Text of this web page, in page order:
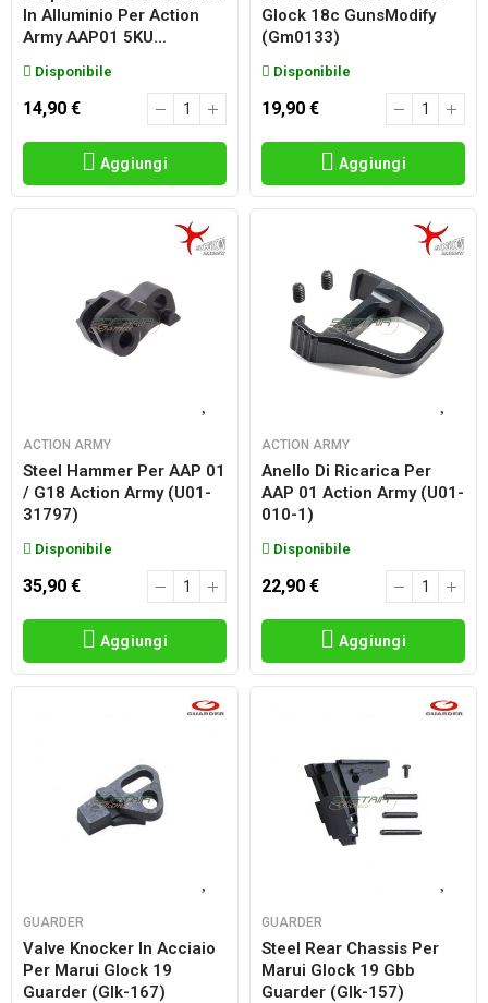
In Alluminio Per Action
Army AAP01 5KU...
Disponibile
14,90 €
Aggiungi
Glock 18c GunsModify
(gm0133)
Disponibile
19,90 €
Aggiungi
ACTION ARMY
Steel Hammer Per AAP 01
/ G18 Action Army (U01-
31797)
Disponibile
35,90 €
Aggiungi
ACTION ARMY
Anello Di Ricarica Per
AAP 01 Action Army (U01-
010-1)
Disponibile
22,90 €
Aggiungi
GUARDER
Valve Knocker In Acciaio
Per Marui Glock 19
Guarder (glk-167)
GUARDER
Steel Rear Chassis Per
Marui Glock 19 Gbb
Guarder (glk-157)